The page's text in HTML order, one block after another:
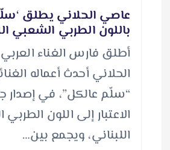
عاصي الحلاني يطلق
باللون الطربي الشعبي
أطلق فارس الغناء
الحلاني أحدث أعماله
“سلّم عالكل”، في إصدار
الاعتبار إلى اللون
اللبناني، ويجمع بين…